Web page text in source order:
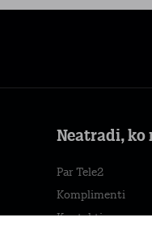
Neatradi, ko
Par Tele2
Komplimenti
Kontakti